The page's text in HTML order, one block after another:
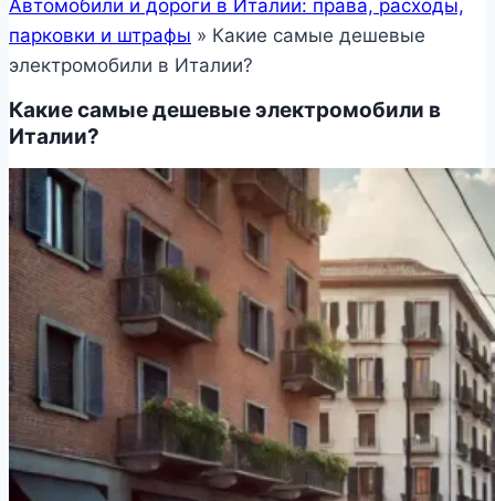
Автомобили и дороги в Италии: права, расходы,
парковки и штрафы » Какие самые дешевые
электромобили в Италии?
Какие самые дешевые электромобили в
Италии?